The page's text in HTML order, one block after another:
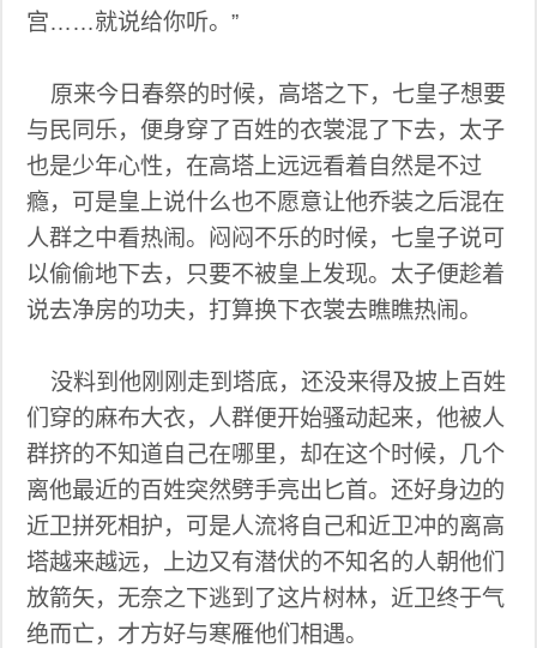
宫……就说给你听。”
原来今日春祭的时候，高塔之下，七皇子想要
与民同乐，便身穿了百姓的衣裳混了下去，太子
也是少年心性，在高塔上远远看着自然是不过
瘾，可是皇上说什么也不愿意让他乔装之后混在
人群之中看热闹。闷闷不乐的时候，七皇子说可
以偷偷地下去，只要不被皇上发现。太子便趁着
说去净房的功夫，打算换下衣裳去瞧瞧热闹。
没料到他刚刚走到塔底，还没来得及披上百姓
们穿的麻布大衣，人群便开始骚动起来，他被人
群挤的不知道自己在哪里，却在这个时候，几个
离他最近的百姓突然劈手亮出匕首。还好身边的
近卫拼死相护，可是人流将自己和近卫冲的离高
塔越来越远，上边又有潜伏的不知名的人朝他们
放箭矢，无奈之下逃到了这片树林，近卫终于气
绝而亡，才方好与寒雁他们相遇。